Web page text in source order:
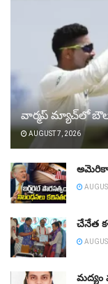
వార్మప్‌ మ్యాచ్‌లో
AUGUST 7, 2026
చేనేత
మద్యం